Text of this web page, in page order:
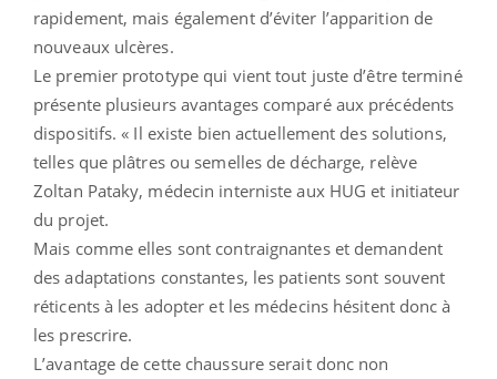
rapidement, mais également d’éviter l’apparition de
nouveaux ulcères.
Le premier prototype qui vient tout juste d’être terminé
présente plusieurs avantages comparé aux précédents
dispositifs. « Il existe bien actuellement des solutions,
telles que plâtres ou semelles de décharge, relève
Zoltan Pataky, médecin interniste aux HUG et initiateur
du projet.
Mais comme elles sont contraignantes et demandent
des adaptations constantes, les patients sont souvent
réticents à les adopter et les médecins hésitent donc à
les prescrire.
L’avantage de cette chaussure serait donc non